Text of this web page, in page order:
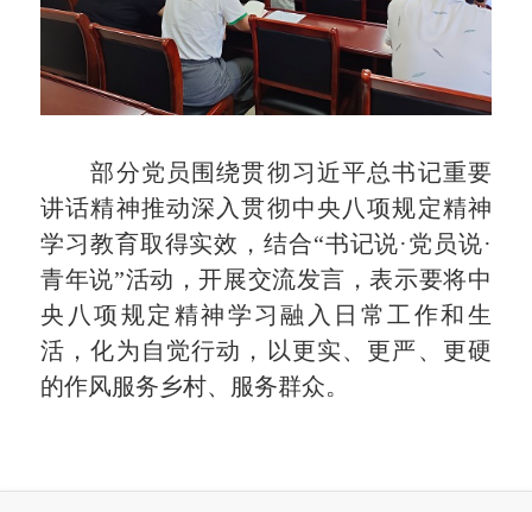
部分党员围绕贯彻习近平总书记重要
讲话精神推动深入贯彻中央八项规定精神
学习教育取得实效，结合“书记说·党员说·
青年说”活动，开展交流发言，表示要将中
央八项规定精神学习融入日常工作和生
活，化为自觉行动，以更实、更严、更硬
的作风服务乡村、服务群众。